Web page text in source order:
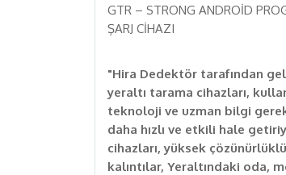
GTR – STRONG ANDROİD
ŞARJ CİHAZI
"Hira Dedektör tarafından
yeraltı tarama cihazları,
teknoloji ve uzman bilgi
daha hızlı ve etkili hale
cihazları, yüksek
kalıntılar, Yeraltındaki oda,